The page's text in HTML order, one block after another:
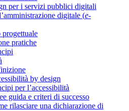
per i servizi pubblici digitali
digitale (e-
progettuale
pratiche
by design
per l’accessibilità
guida e criteri di successo
rilasciare una dichiarazione di